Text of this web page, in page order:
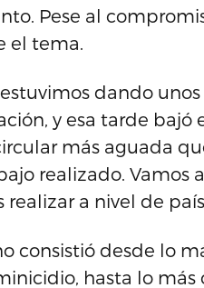
Pese al
el tema.
estuvimos dando
y esa tarde bajó
más aguada
realizado. Vamos
a nivel de
consistió desde lo
hasta lo